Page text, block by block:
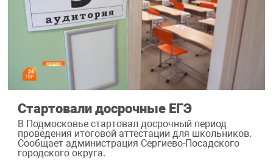
Стартовали досрочные ЕГЭ
В Подмосковье стартовал досрочный период
проведения итоговой аттестации для школьников.
Сообщает администрация Сергиево-Посадского
городского округа.